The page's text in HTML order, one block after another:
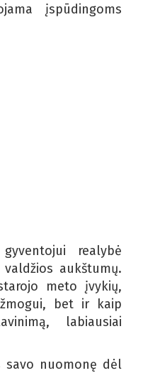
įspūdingoms
realybė
aukštumų.
meto įvykių,
bet ir kaip
labiausiai
savo nuomonę dėl